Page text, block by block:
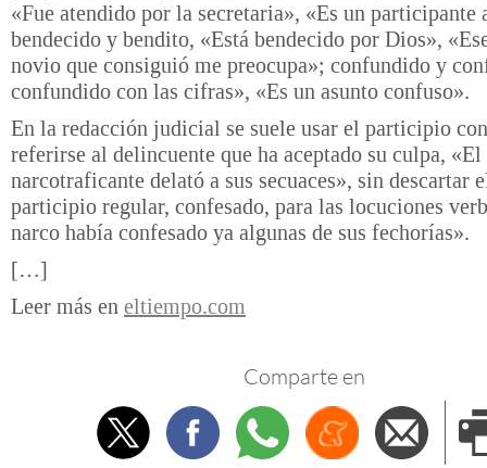
«Fue atendido por la secretaria», «Es un participante
bendecido y bendito, «Está bendecido por Dios»,
novio que consiguió me preocupa»; confundido y
confundido con las cifras», «Es un asunto confuso».
En la redacción judicial se suele usar el participio
referirse al delincuente que ha aceptado su culpa, «El
narcotraficante delató a sus secuaces», sin descartar
participio regular, confesado, para las locuciones
narco había confesado ya algunas de sus fechorías».
[…]
Leer más en eltiempo.com
Comparte en
TwitterFacebookWhatsappMenéame